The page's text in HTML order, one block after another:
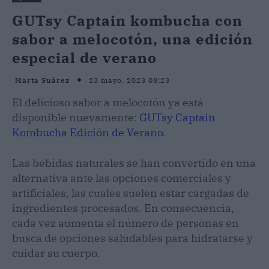
GUTsy Captain kombucha con
sabor a melocotón, una edición
especial de verano
Marta Suárez 23 mayo, 2023 08:23
El delicioso sabor a melocotón ya está
disponible nuevamente: GUTsy Captain
Kombucha Edición de Verano.
Las bebidas naturales se han convertido en una
alternativa ante las opciones comerciales y
artificiales, las cuales suelen estar cargadas de
ingredientes procesados. En consecuencia,
cada vez aumenta el número de personas en
busca de opciones saludables para hidratarse y
cuidar su cuerpo.